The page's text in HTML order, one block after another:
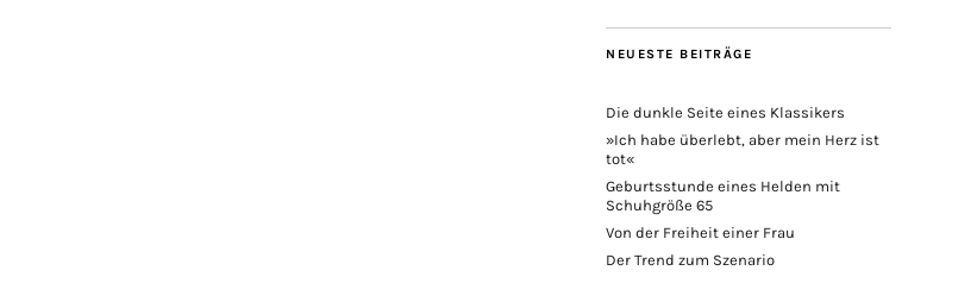
NEUESTE BEITRÄGE
Die dunkle Seite eines Klassikers
»Ich habe überlebt, aber mein Herz ist
tot«
Geburtsstunde eines Helden mit
Schuhgröße 65
Von der Freiheit einer Frau
Der Trend zum Szenario